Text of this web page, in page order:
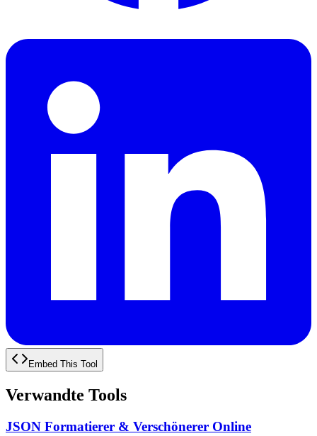
Embed This Tool
Verwandte Tools
JSON Formatierer & Verschönerer Online